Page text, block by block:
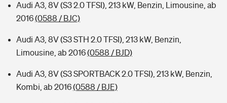
Audi A3, 8V (S3 2.0 TFSI), 213 kW, Benzin, Limousine, ab
2016(0588 / BJC)
Audi A3, 8V (S3 STH 2.0 TFSI), 213 kW, Benzin,
Limousine, ab 2016(0588 / BJD)
Audi A3, 8V (S3 SPORTBACK 2.0 TFSI), 213 kW, Benzin,
Kombi, ab 2016(0588 / BJE)